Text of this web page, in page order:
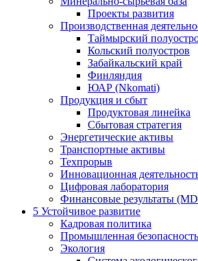
Проекты развития
Производственная
Таймырский
Кольский полуостров
Забайкальский край
Финляндия
ЮАР (Nkomati)
Продукция и сбыт
Продуктовая линейка
Сбытовая стратегия
Энергетические активы
Транспортные активы
Техпрорыв
Инновационная
Цифровая лаборатория
Финансовые результаты
5 Устойчивое развитие
Кадровая политика
Промышленная
Экология